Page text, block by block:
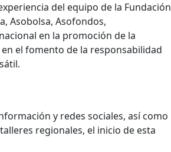
del equipo de la Fundación
Asobolsa, Asofondos,
en la promoción de la
el fomento de la responsabilidad
y redes sociales, así como
regionales, el inicio de esta